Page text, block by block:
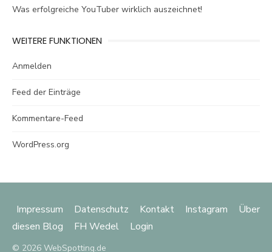
Was erfolgreiche YouTuber wirklich auszeichnet!
WEITERE FUNKTIONEN
Anmelden
Feed der Einträge
Kommentare-Feed
WordPress.org
Impressum Datenschutz Kontakt Instagram
Über
diesen Blog
FH Wedel Login
© 2026 WebSpotting.de